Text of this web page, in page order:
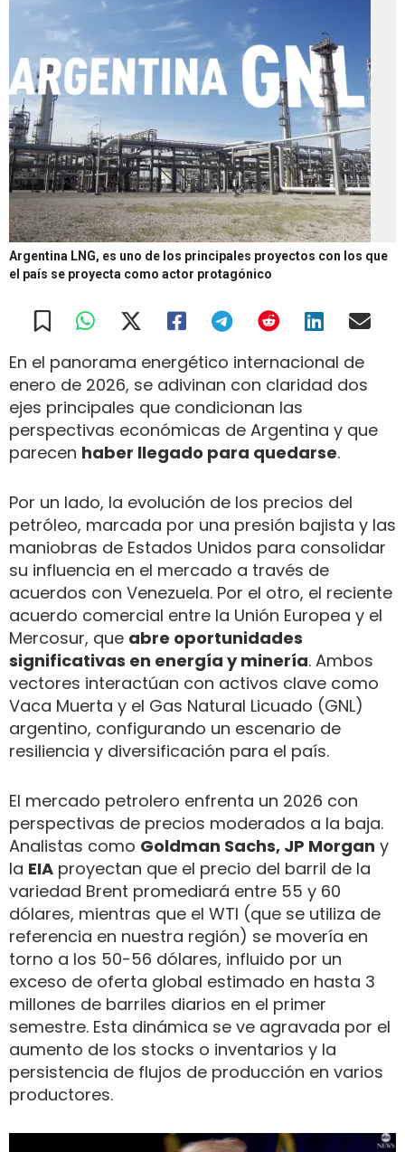
Argentina LNG, es uno de los principales proyectos con los que
el país se proyecta como actor protagónico
En el panorama energético internacional de
enero de 2026, se adivinan con claridad dos
ejes principales que condicionan las
perspectivas económicas de Argentina y que
parecen haber llegado para quedarse.
Por un lado, la evolución de los precios del
petróleo, marcada por una presión bajista y las
maniobras de Estados Unidos para consolidar
su influencia en el mercado a través de
acuerdos con Venezuela. Por el otro, el reciente
acuerdo comercial entre la Unión Europea y el
Mercosur, que abre oportunidades
significativas en energía y minería. Ambos
vectores interactúan con activos clave como
Vaca Muerta y el Gas Natural Licuado (GNL)
argentino, configurando un escenario de
resiliencia y diversificación para el país.
El mercado petrolero enfrenta un 2026 con
perspectivas de precios moderados a la baja.
Analistas como Goldman Sachs, JP Morgan y
la EIA proyectan que el precio del barril de la
variedad Brent promediará entre 55 y 60
dólares, mientras que el WTI (que se utiliza de
referencia en nuestra región) se movería en
torno a los 50-56 dólares, influido por un
exceso de oferta global estimado en hasta 3
millones de barriles diarios en el primer
semestre. Esta dinámica se ve agravada por el
aumento de los stocks o inventarios y la
persistencia de flujos de producción en varios
productores.